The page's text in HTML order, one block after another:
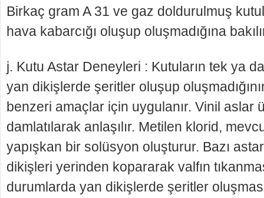
Birkaç gram A 31 ve gaz doldurulmuş
hava kabarcığı oluşup oluşmadığına
j. Kutu Astar Deneyleri : Kutuların tek ya da
yan dikişlerde şeritler oluşup
benzeri amaç­lar için uygulanır. Vinil aslar
damlatılarak anlaşı­lır. Metilen klorid,
yapışkan bir solüsyon oluşturur. Bazı
dikişleri yerinden kopararak valfın
durumlarda yan dikişlerde şeritler